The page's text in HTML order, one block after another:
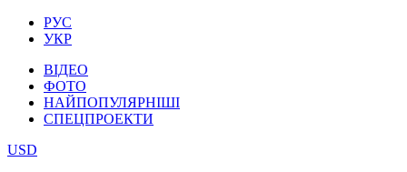
РУС
УКР
ВІДЕО
ФОТО
НАЙПОПУЛЯРНІШІ
СПЕЦПРОЕКТИ
USD